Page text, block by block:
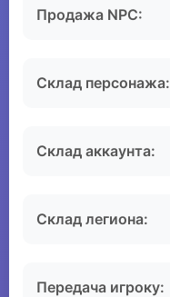
Продажа NPC:
Склад персонажа:
Склад аккаунта:
Склад легиона:
Передача игроку: